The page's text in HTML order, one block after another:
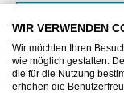
DOWNLOAD
WIR VERWENDEN
Wir möchten Ihren
wie möglich gestalten.
die für die Nutzung
erhöhen die